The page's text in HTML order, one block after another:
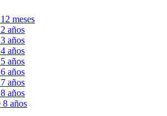
meses
años
años
años
años
años
años
años
8 años